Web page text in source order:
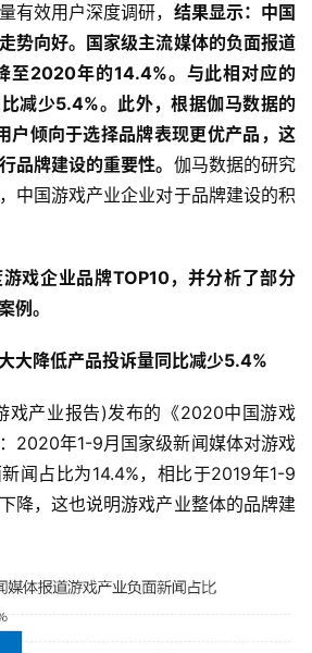
有效用户深度调研， 结果显示：中国
势向好。国家级主流媒体的负面报道
至2020年的14.4%。与此相对应的
减少5.4%。此外，根据伽马数据的
户倾向于选择品牌表现更优产品，这
品牌建设的重要性。 伽马数据的研究
中国游戏产业企业对于品牌建设的积
戏企业品牌TOP10，并分析了部分
例。
大降低产品投诉量同比减少5.4%
戏产业报告)发布的《2020中国游戏
2020年1-9月国家级新闻媒体对游戏
闻占比为14.4%，相比于2019年1-9
降，这也说明游戏产业整体的品牌建